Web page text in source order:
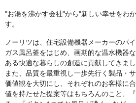
"お湯を沸かす会社"から"新しい幸せをわ
す。
ノーリツは、住宅設備機器メーカーのパ
ガス風呂釜をはじめ、画期的な温水機器
ある快適な暮らしの創造に貢献してきまし
また、品質を最重視し一歩先行く製品・
価値観を大切にし、それぞれのお客様に
値を持たせた提案等はもちろんのこと、